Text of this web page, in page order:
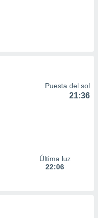
Puesta del sol
21:36
Última luz
22:06